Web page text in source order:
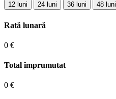
12 luni 24 luni 36 luni 48 luni
Rată lunară
0 €
Total împrumutat
0 €